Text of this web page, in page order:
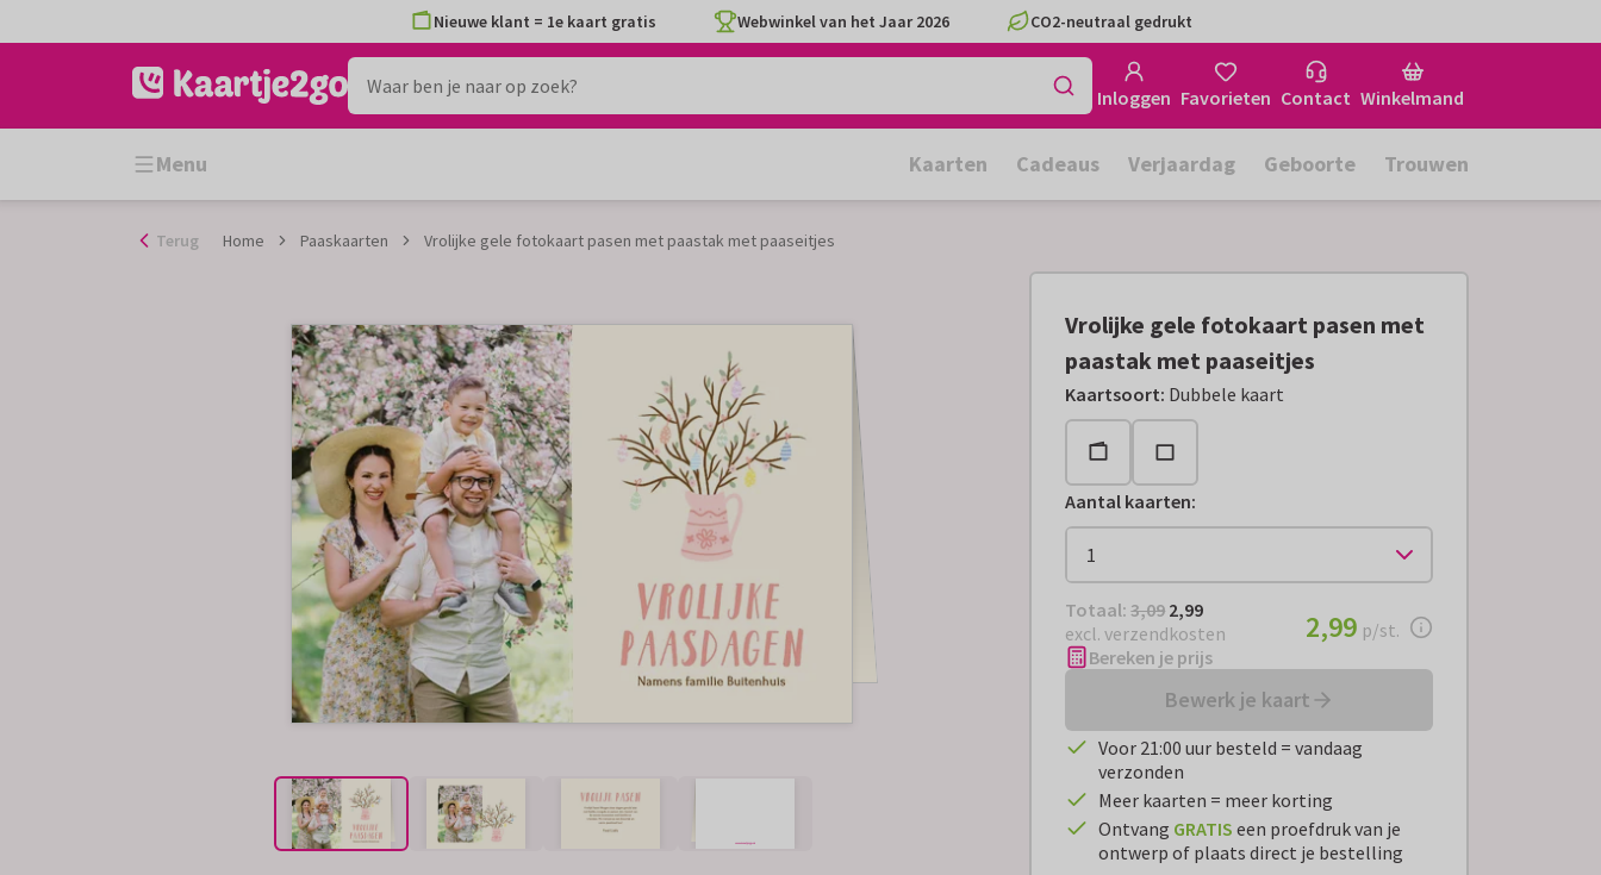
naar
Nieuwe klant = 1e kaart gratis Webwinkel van het Jaar 2026 CO2-neutraal gedrukt
Inloggen Favorieten Contact Winkelmand
Menu Kaarten Cadeaus Verjaardag Geboorte Trouwen
Terug Home Paaskaarten Vrolijke gele fotokaart pasen met paastak met paaseitjes
Vrolijke gele fotokaart pasen met
paastak met paaseitjes
Kaartsoort: Dubbele kaart
Aantal kaarten:
Totaal: € 2,99
Totaal: 3,09 2,99
excl. verzendkosten
€ 2,99per stuk
2,99 p/st.
Bereken je prijs
Bewerk je kaart
Voor 21:00 uur besteld = vandaag
verzonden
Meer kaarten = meer korting
Ontvang GRATIS een proefdruk van je
ontwerp of plaats direct je bestelling